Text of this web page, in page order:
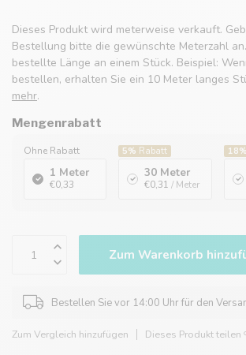
Dieses Produkt wird meterweise verkauft.
Bestellung bitte die gewünschte Meterzahl
bestellte Länge an einem Stück. Beispiel:
bestellen, erhalten Sie ein 10 Meter langes
mehr.
Mengenrabatt
Ohne Rabatt
1 Meter
€0,33
5% Rabatt
30 Meter
€0,31 / Meter
18%
Zum Warenkorb
Bestellen Sie vor 14:00 Uhr für den
Zum Vergleich hinzufügen Dieses Produkt teilen